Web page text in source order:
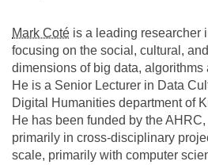
Mark Coté is a leading researcher
focusing on the social, cultural,
dimensions of big data,
He is a Senior Lecturer in Data
Digital Humanities department of
He has been funded by the
primarily in cross-disciplinary
scale, primarily with computer